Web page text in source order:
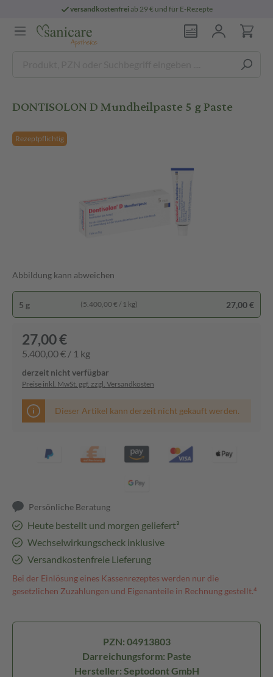
versandkostenfreiab 29 € und für E-Rezepte
DONTISOLON D Mundheilpaste 5 g Paste
Rezeptpflichtig
Abbildung kann abweichen
5 g (5.400,00 € / 1 kg) 27,00 €
27,00 €
5.400,00 € / 1 kg
derzeit nicht verfügbar
Preise inkl. MwSt. ggf. zzgl. Versandkosten
Dieser Artikel kann derzeit nicht gekauft werden.
Persönliche Beratung
Heute bestellt und morgen geliefert³
Wechselwirkungscheck inklusive
Versandkostenfreie Lieferung
Bei der Einlösung eines Kassenrezeptes werden nur die
gesetzlichen Zuzahlungen und Eigenanteile in Rechnung gestellt.⁴
PZN: 04913803
Darreichungsform: Paste
Hersteller: Septodont GmbH